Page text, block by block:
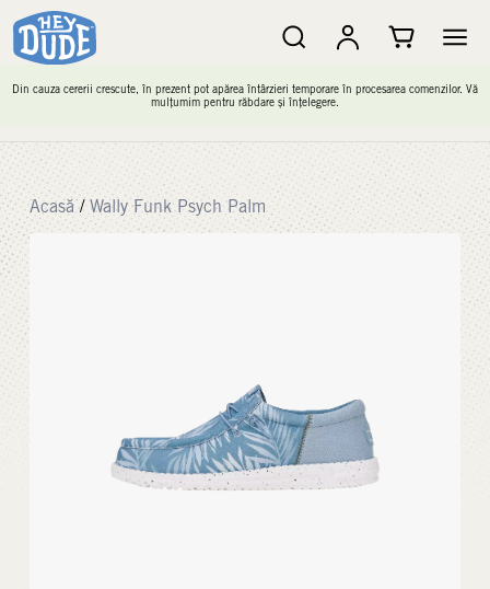
Din cauza cererii crescute, în prezent pot apărea întârzieri temporare în procesarea comenzilor. Vă
mulțumim pentru răbdare și înțelegere.
Acasă / Wally Funk Psych Palm